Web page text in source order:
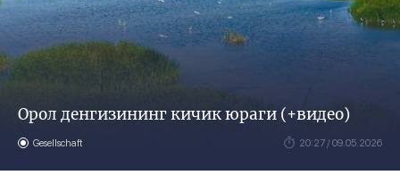
Орол денгизининг кичик юраги (+видео)
Gesellschaft 20:27 / 09.05.2026